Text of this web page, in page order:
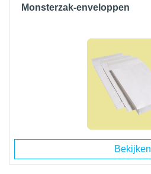
Monsterzak-enveloppen
Bekijken